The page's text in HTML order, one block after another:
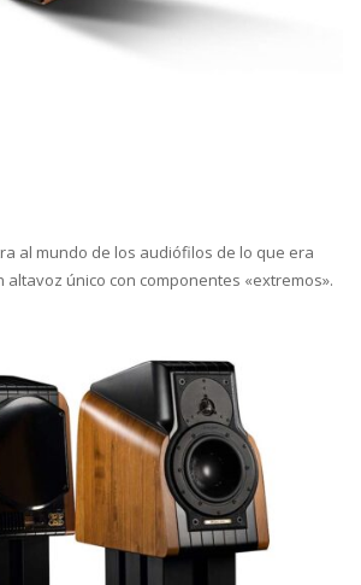
al mundo de los audiófilos de lo que era
altavoz único con componentes «extremos».